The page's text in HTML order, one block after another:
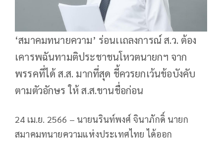
‘สมาคมทนายความ’ ร่อนเเถลงการณ์ ส.ว. ต้อง
เคารพฉันทามติประชาชนโหวตนายกฯ จาก
พรรคที่ได้ ส.ส. มากที่สุด ชี้ควรยกเว้นข้อบังคับ
ตามตัวอักษร ให้ ส.ส.ขานชื่อก่อน
24 เม.ย. 2566 – นายนรินท์พงศ์ จินาภักดิ์ นายก
สมาคมทนายความแห่งประเทศไทย ได้ออก